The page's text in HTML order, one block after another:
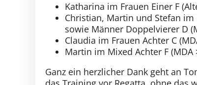
Katharina im Frauen Einer F
Christian, Martin und Stefan im
sowie Männer Doppelvierer D
Claudia im Frauen Achter C
Martin im Mixed Achter F (MDA
Ganz ein herzlicher Dank geht an